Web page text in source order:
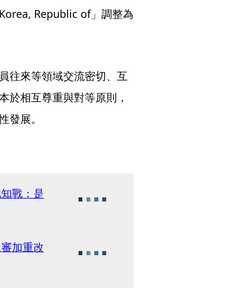
Republic of」調整為
往來等領域交流密切、互
於相互尊重與對等原則，
發展。
戰：是
加重改